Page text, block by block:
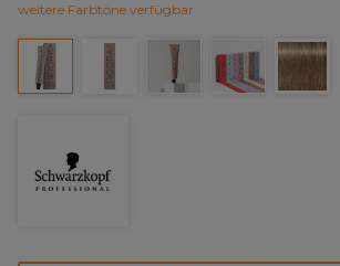
weitere Farbtöne verfügbar